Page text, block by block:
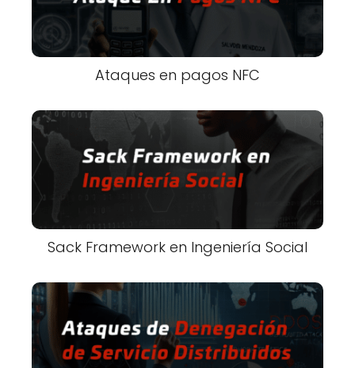
Ataques en pagos NFC
Sack Framework en Ingeniería Social